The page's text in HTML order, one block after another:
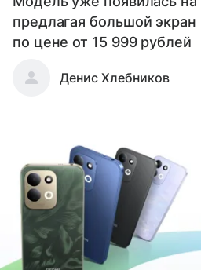
предлагая большой
по цене от 15 999 рублей
Денис Хлебников